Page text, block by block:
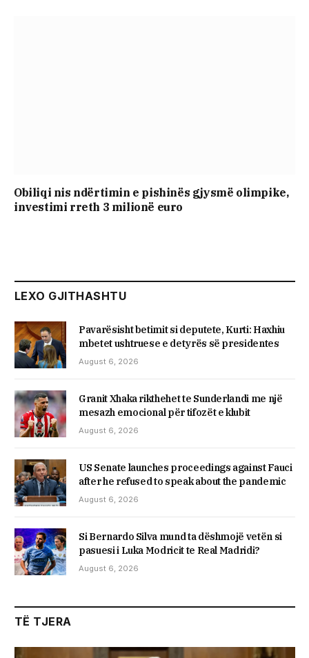
Obiliqi nis ndërtimin e pishinës gjysmë olimpike,
investimi rreth 3 milionë euro
LEXO GJITHASHTU
Pavarësisht betimit si deputete, Kurti: Haxhiu
mbetet ushtruese e detyrës së presidentes
August 6, 2026
Granit Xhaka rikthehet te Sunderlandi me një
mesazh emocional për tifozët e klubit
August 6, 2026
US Senate launches proceedings against Fauci
after he refused to speak about the pandemic
August 6, 2026
Si Bernardo Silva mund ta dëshmojë vetën si
pasuesi i Luka Modricit te Real Madridi?
August 6, 2026
TË TJERA